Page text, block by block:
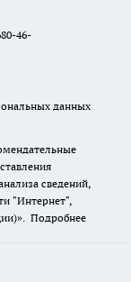
46-
данных
сведений,
"Интернет",
Подробнее